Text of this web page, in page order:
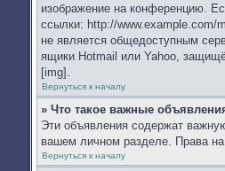
изображение на конференцию.
ссылки: http://www.example.com/
не является общедоступным
ящики Hotmail или Yahoo,
[img].
Вернуться к началу
» Что такое важные
Эти объявления содержат
вашем личном разделе. Права
Вернуться к началу